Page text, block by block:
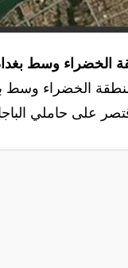
الخضراء وسط
الخضراء وسط
على حاملي